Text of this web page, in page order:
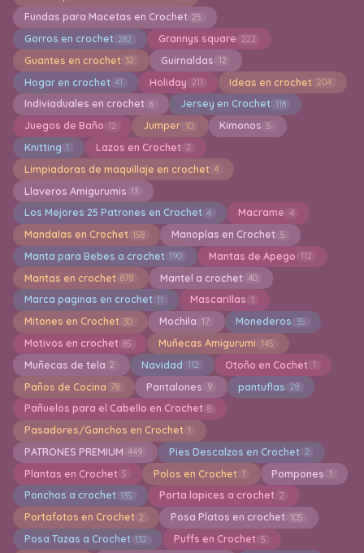
Fundas para Macetas en Crochet 25
Gorros en crochet 282 Grannys square 222
Guantes en crochet 32 Guirnaldas 12
Hogar en crochet 41 Holiday 211 Ideas en crochet 204
Indiviaduales en crochet 6 Jersey en Crochet 118
Juegos de Baño 12 Jumper 10 Kimonos 5
Knitting 1 Lazos en Crochet 2
Limpiadoras de maquillaje en crochet 4
Llaveros Amigurumis 13
Los Mejores 25 Patrones en Crochet 4 Macrame 4
Mandalas en Crochet 158 Manoplas en Crochet 5
Manta para Bebes a crochet 190 Mantas de Apego 112
Mantas en crochet 878 Mantel a crochet 40
Marca paginas en crochet 11 Mascarillas 1
Mitones en Crochet 30 Mochila 17 Monederos 35
Motivos en crochet 85 Muñecas Amigurumi 145
Muñecas de tela 2 Navidad 112 Otoño en Cochet 1
Paños de Cocina 78 Pantalones 9 pantuflas 28
Pañuelos para el Cabello en Crochet 8
Pasadores/Ganchos en Crochet 1
PATRONES PREMIUM 449 Pies Descalzos en Crochet 2
Plantas en Crochet 5 Polos en Crochet 1 Pompones 1
Ponchos a crochet 135 Porta lapices a crochet 2
Portafotos en Crochet 2 Posa Platos en crochet 105
Posa Tazas a Crochet 132 Puffs en Crochet 5